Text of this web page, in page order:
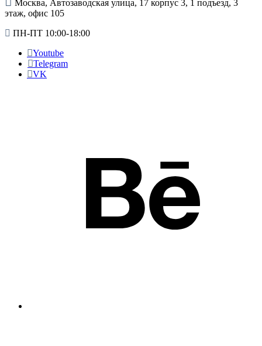
Москва, Автозаводская улица, 17 корпус 3, 1 подъезд, 3
этаж, офис 105
ПН-ПТ 10:00-18:00
Youtube
Telegram
VK